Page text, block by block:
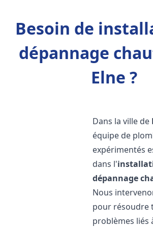
Besoin de
dépannage
Elne ?
Dans la ville de
équipe de
expérimentés
dans l'
dépannage
Nous
pour résoudre
problèmes liés